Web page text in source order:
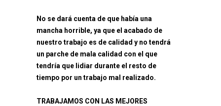
No se dará cuenta de que había una
mancha horrible, ya que el acabado de
nuestro trabajo es de calidad y no tendrá
un parche de mala calidad con el que
tendría que lidiar durante el resto de
tiempo por un trabajo mal realizado.
TRABAJAMOS CON LAS MEJORES